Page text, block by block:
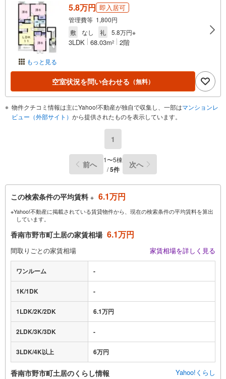
もっと見る
5.8万円 即入居可
管理費等 1,800円
敷
なし 礼 5.8万円※
3LDK 68.03m2 2階
空室状況を問い合わせる （無料）
物件クチコミ情報は主にYahoo!不動産が独自で収集し、一部はマンションレ
ビュー（外部サイト） から提供されたものを表示しています。
1
前へ
1〜5棟
/5件 次へ
この検索条件の平均賃料 ※ 6.1万円
※Yahoo!不動産に掲載されている賃貸物件から、現在の検索条件の平均賃料を算出
しています。
香南市野市町土居の家賃相場 6.1万円
間取りごとの家賃相場 家賃相場を詳しく見る
ワンルーム -
1K/1DK -
1LDK/2K/2DK 6.1万円
2LDK/3K/3DK -
3LDK/4K以上 6万円
香南市野市町土居のくらし情報 Yahoo!くらし